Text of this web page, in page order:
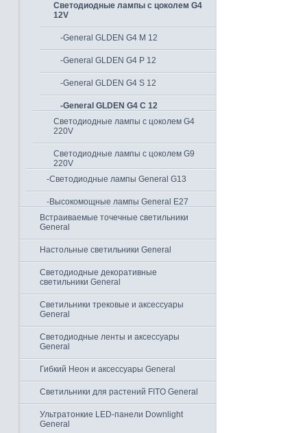
Светодиодные лампы с цоколем G4
12V
-General GLDEN G4 M 12
-General GLDEN G4 P 12
-General GLDEN G4 S 12
-General GLDEN G4 C 12
Светодиодные лампы с цоколем G4
220V
Светодиодные лампы с цоколем G9
220V
-Светодиодные лампы General G13
-Высокомощные лампы General Е27
Встраиваемые точечные светильники
General
Настольные светильники General
Светодиодные декоративные
светильники General
Светильники трековые и аксессуары
General
Светодиодные ленты и аксессуары
General
Гибкий Неон и аксессуары General
Светильники для растений FITO General
Ультратонкие LED-панели Downlight
General